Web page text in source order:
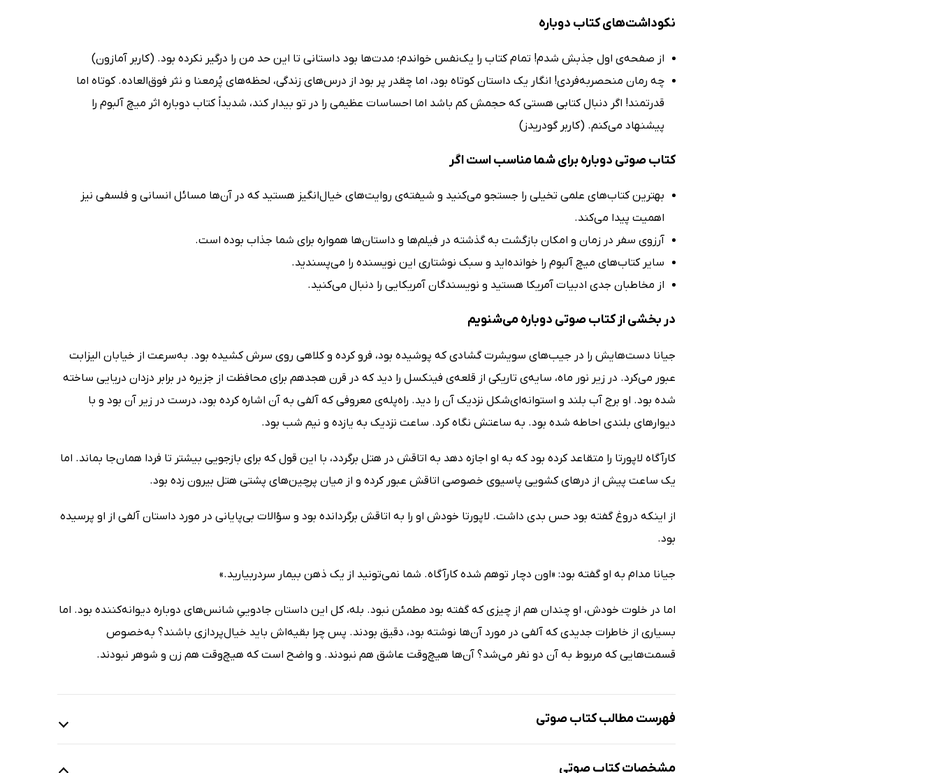
نکوداشت‌های کتاب دوباره
از صفحه‌ی اول جذبش شدم! تمام کتاب را یک‌نفس خواندم؛ مدت‌ها بود داستانی تا این حد من را درگیر نکرده بود. (کاربر آمازون)
چه رمان منحصربه‌فردی! انگار یک داستان کوتاه بود، اما چقدر پر بود از درس‌های زندگی، لحظه‌های پُرمعنا و نثر فوق‌العاده. کوتاه اما
قدرتمند! اگر دنبال کتابی هستی که حجمش کم باشد اما احساسات عظیمی را در تو بیدار کند، شدیداً کتاب دوباره اثر میچ آلبوم را
پیشنهاد می‌کنم. (کاربر گودریدز)
کتاب صوتی دوباره برای شما مناسب است اگر
بهترین کتاب‌های علمی تخیلی را جستجو می‌کنید و شیفته‌ی روایت‌های خیال‌انگیز هستید که در آن‌ها مسائل انسانی و فلسفی نیز
اهمیت پیدا می‌کند.
آرزوی سفر در زمان و امکان بازگشت به گذشته در فیلم‌ها و داستان‌ها همواره برای شما جذاب بوده است.
سایر کتاب‌های میچ آلبوم را خوانده‌اید و سبک نوشتاری این نویسنده را می‌پسندید.
از مخاطبان جدی ادبیات آمریکا هستید و نویسندگان آمریکایی را دنبال می‌کنید.
در بخشی از کتاب صوتی دوباره می‌شنویم
جیانا دست‌هایش را در جیب‌های سویشرت گشادی که پوشیده بود، فرو کرده و کلاهی روی سرش کشیده بود. به‌سرعت از خیابان الیزابت
عبور می‌کرد. در زیر نور ماه، سایه‌ی تاریکی از قلعه‌ی فینکسل را دید که در قرن هجدهم برای محافظت از جزیره در برابر دزدان دریایی ساخته
شده بود. او برج آب بلند و استوانه‌ای‌شکل نزدیک آن را دید. راه‌پله‌ی معروفی که آلفی به آن اشاره کرده بود، درست در زیر آن بود و با
دیوارهای بلندی احاطه شده بود. به ساعتش نگاه کرد. ساعت نزدیک به یازده و نیم شب بود.
کارآگاه لاپورتا را متقاعد کرده بود که به او اجازه دهد به اتاقش در هتل برگردد، با این قول که برای بازجویی بیشتر تا فردا همان‌جا بماند. اما
یک ساعت پیش از درهای کشویی پاسیوی خصوصی اتاقش عبور کرده و از میان پرچین‌های پشتی هتل بیرون زده بود.
از اینکه دروغ گفته بود حس بدی داشت. لاپورتا خودش او را به اتاقش برگردانده بود و سؤالات بی‌پایانی در مورد داستان آلفی از او ‌پرسیده
بود.
جیانا مدام به او گفته بود: «اون دچار توهم شده کارآگاه. شما نمی‌تونید از یک ذهن بیمار سردربیارید.»
اما در خلوت خودش، او چندان هم از چیزی که گفته بود مطمئن نبود. بله، کل این داستان جادوییِ شانس‌های دوباره دیوانه‌کننده بود. اما
بسیاری از خاطرات جدیدی که آلفی در مورد آن‌ها نوشته بود، دقیق بودند. پس چرا بقیه‌اش باید خیال‌پردازی باشند؟ به‌خصوص
قسمت‌هایی که مربوط به آن دو نفر می‌شد؟ آن‌ها هیچ‌وقت عاشق هم نبودند. و واضح است که هیچ‌وقت هم زن و شوهر نبودند.
فهرست مطالب کتاب صوتی
نمونه
مشخصات کتاب صوتی